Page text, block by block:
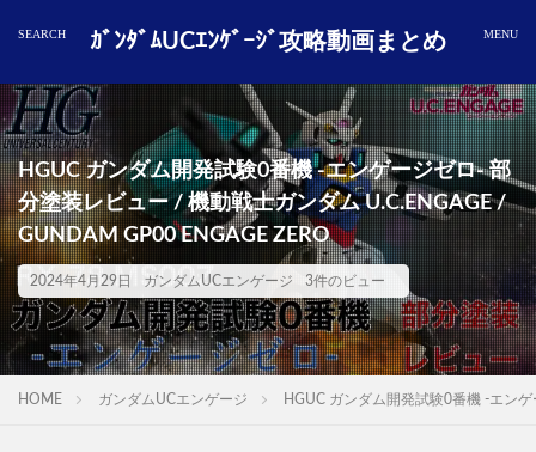
ｶﾞﾝﾀﾞﾑUCｴﾝｹﾞｰｼﾞ攻略動画まとめ
HGUC ガンダム開発試験0番機 -エンゲージゼロ- 部
分塗装レビュー / 機動戦士ガンダム U.C.ENGAGE /
GUNDAM GP00 ENGAGE ZERO
2024年4月29日 ガンダムUCエンゲージ 3件のビュー
HOME ガンダムUCエンゲージ HGUC ガンダム開発試験0番機 -エン